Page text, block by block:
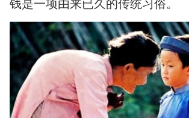
钱是一项由来已久的传统习俗。